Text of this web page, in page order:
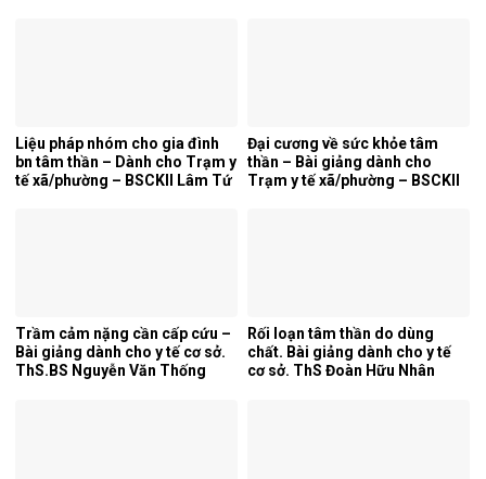
Liệu pháp nhóm cho gia đình
bn tâm thần – Dành cho Trạm y
tế xã/phường – BSCKII Lâm Tứ
Đại cương về sức khỏe tâm
thần – Bài giảng dành cho
Trạm y tế xã/phường – BSCKII
Trầm cảm nặng cần cấp cứu –
Bài giảng dành cho y tế cơ sở.
ThS.BS Nguyễn Văn Thống
Rối loạn tâm thần do dùng
chất. Bài giảng dành cho y tế
cơ sở. ThS Đoàn Hữu Nhân